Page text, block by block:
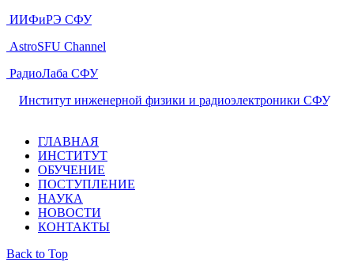
ИИФиРЭ СФУ
AstroSFU Channel
РадиоЛаба СФУ
Институт инженерной физики и радиоэлектроники СФУ,
ГЛАВНАЯ
ИНСТИТУТ
ОБУЧЕНИЕ
ПОСТУПЛЕНИЕ
НАУКА
НОВОСТИ
КОНТАКТЫ
Back to Top